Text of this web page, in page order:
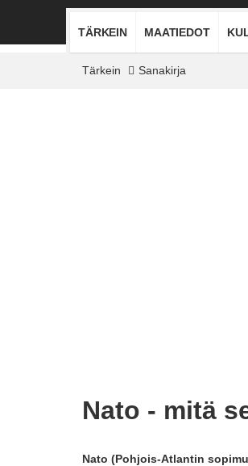
TÄRKEIN MAATIEDOT
Tärkein Sanakirja
Nato - mitä
Nato (Pohjois-Atlantin